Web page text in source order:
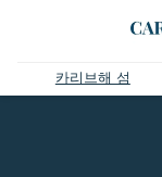
카리브해 섬